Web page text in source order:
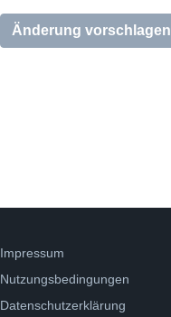
Änderung vorschlagen
Impressum
Nutzungsbedingungen
Datenschutzerklärung